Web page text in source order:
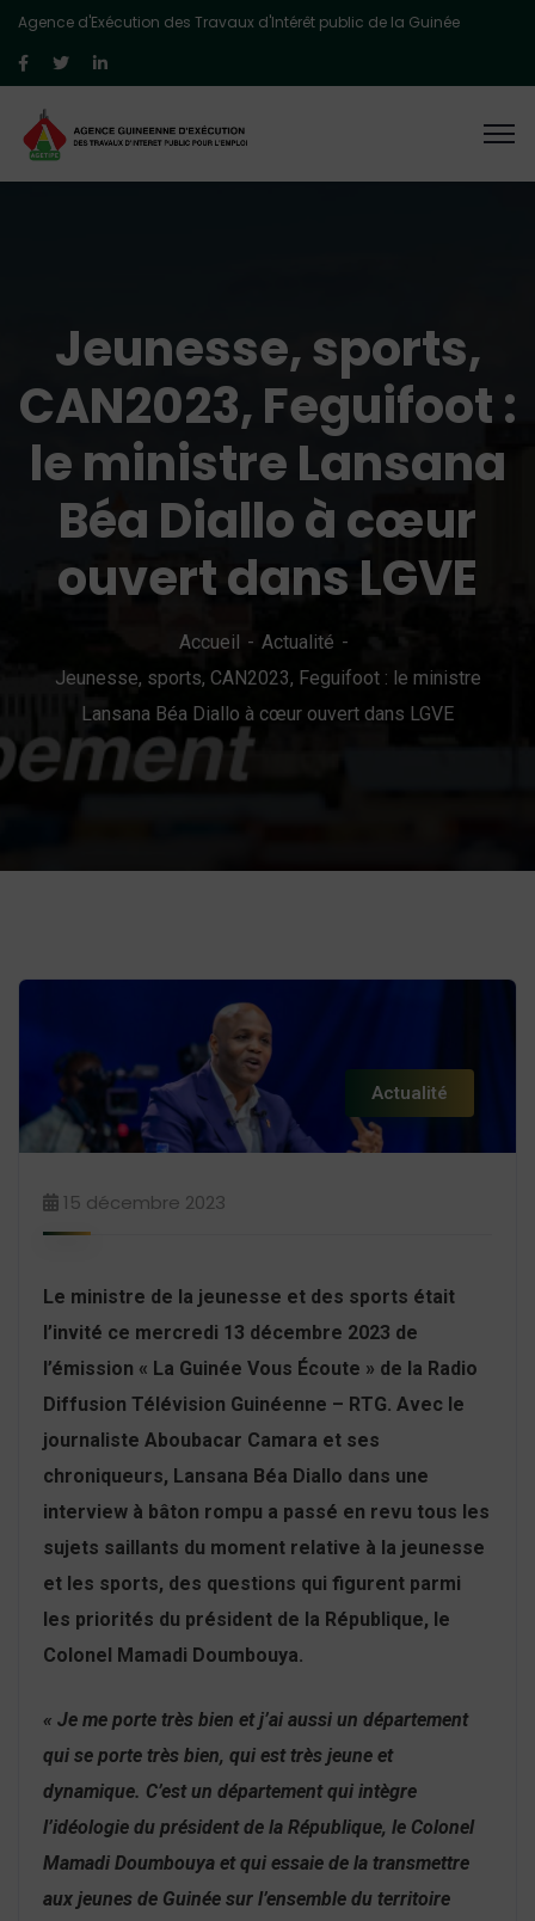
Agence d'Exécution des Travaux d'Intérêt public de la Guinée
Jeunesse, sports,
CAN2023, Feguifoot :
le ministre Lansana
Béa Diallo à cœur
ouvert dans LGVE
Accueil
Actualité
Jeunesse, sports, CAN2023, Feguifoot : le ministre
Lansana Béa Diallo à cœur ouvert dans LGVE
Actualité
15 décembre 2023
Le ministre de la jeunesse et des sports était
l’invité ce mercredi 13 décembre 2023 de
l’émission « La Guinée Vous Écoute » de la Radio
Diffusion Télévision Guinéenne – RTG. Avec le
journaliste Aboubacar Camara et ses
chroniqueurs, Lansana Béa Diallo dans une
interview à bâton rompu a passé en revu tous les
sujets saillants du moment relative à la jeunesse
et les sports, des questions qui figurent parmi
les priorités du président de la République, le
Colonel Mamadi Doumbouya.
« Je me porte très bien et j’ai aussi un département
qui se porte très bien, qui est très jeune et
dynamique. C’est un département qui intègre
l’idéologie du président de la République, le Colonel
Mamadi Doumbouya et qui essaie de la transmettre
aux jeunes de Guinée sur l’ensemble du territoire